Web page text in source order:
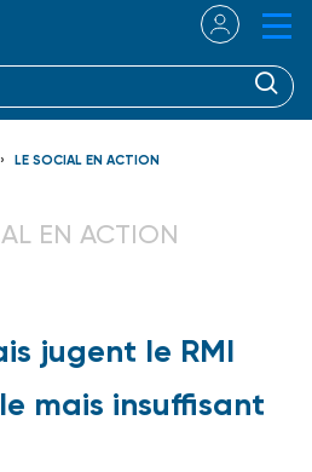
LE SOCIAL EN ACTION
EN ACTION
jugent le RMI
mais insuffisant